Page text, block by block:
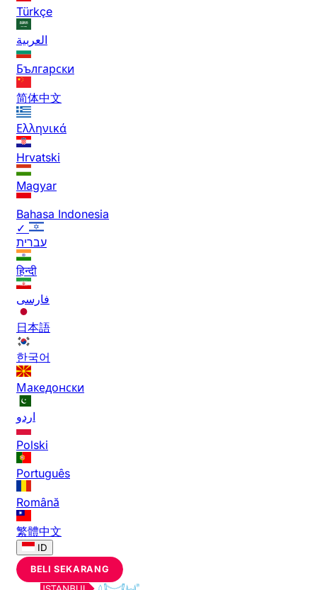
Türkçe
العربية
Български
简体中文
Ελληνικά
Hrvatski
Magyar
Bahasa Indonesia
✓
עברית
हिन्दी
فارسی
日本語
한국어
Македонски
اردو
Polski
Português
Română
繁體中文
ID
BELI SEKARANG